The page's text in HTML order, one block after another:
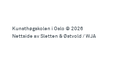
Kunsthøgskolen i Oslo © 2026
Nettside av Sletten & Østvold / WJA